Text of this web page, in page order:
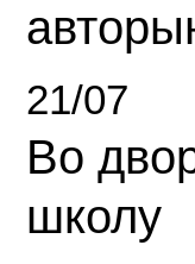
21/07
Во
школу